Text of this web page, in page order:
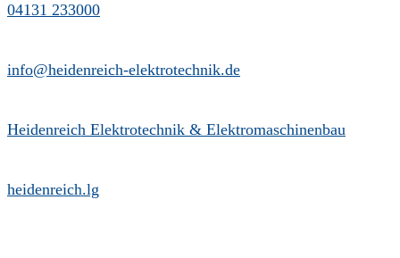
04131 233000
info@heidenreich-elektrotechnik.de
Heidenreich Elektrotechnik & Elektromaschinenbau
heidenreich.lg